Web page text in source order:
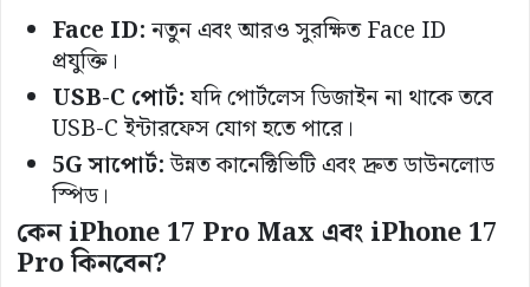
Face ID:নতুন এবং আরও সুরক্ষিত Face ID
প্রযুক্তি।
USB-C পোর্ট:যদি পোর্টলেস ডিজাইন না থাকে তবে
USB-C ইন্টারফেস যোগ হতে পারে।
5G সাপোর্ট:উন্নত কানেক্টিভিটি এবং দ্রুত ডাউনলোড
স্পিড।
কেন iPhone 17 Pro Max এবং iPhone 17
Pro কিনবেন?